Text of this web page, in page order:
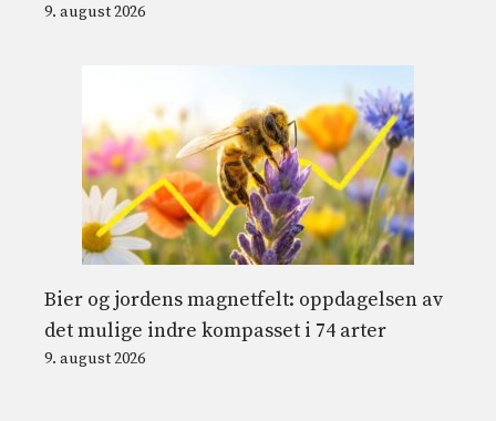
9. august 2026
Bier og jordens magnetfelt: oppdagelsen av
det mulige indre kompasset i 74 arter
9. august 2026